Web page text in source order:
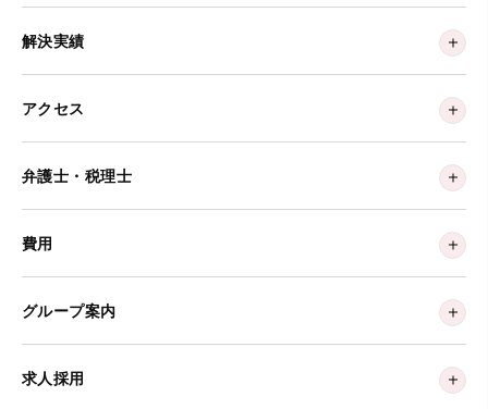
解決実績
アクセス
弁護士・税理士
費用
グループ案内
求人採用